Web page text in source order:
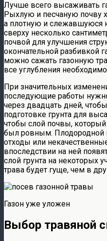
Лучше всего высаживать
Рыхлую и песчаную почву
а плотную и слежавшуюся
сверху несколько
почвой для улучшения
окончательной разбивкой
можно сажать газонную
все углубления
При значительных
последующие работы
через двадцать дней,
подготовке грунта для
чтобы слой почвы,
был ровным. Плодородной
отходы или
впоследствии на ней
слой грунта на некоторых
трава будет гуще, чем в
Газон уже уложен
Выбор травяной